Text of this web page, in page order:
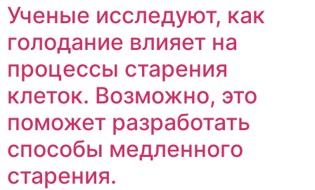
Ученые исследуют, как
голодание влияет на
процессы старения
клеток. Возможно, это
поможет разработать
способы медленного
старения.